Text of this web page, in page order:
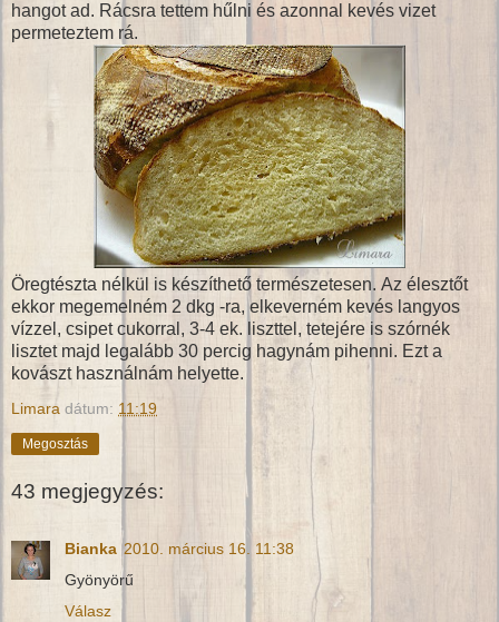
hangot ad. Rácsra tettem hűlni és azonnal kevés vizet
permeteztem rá.
Öregtészta nélkül is készíthető természetesen. Az élesztőt
ekkor megemelném 2 dkg -ra, elkeverném kevés langyos
vízzel, csipet cukorral, 3-4 ek. liszttel, tetejére is szórnék
lisztet majd legalább 30 percig hagynám pihenni. Ezt a
kovászt használnám helyette.
Limara dátum: 11:19
Megosztás
43 megjegyzés:
Bianka 2010. március 16. 11:38
Gyönyörű
Válasz